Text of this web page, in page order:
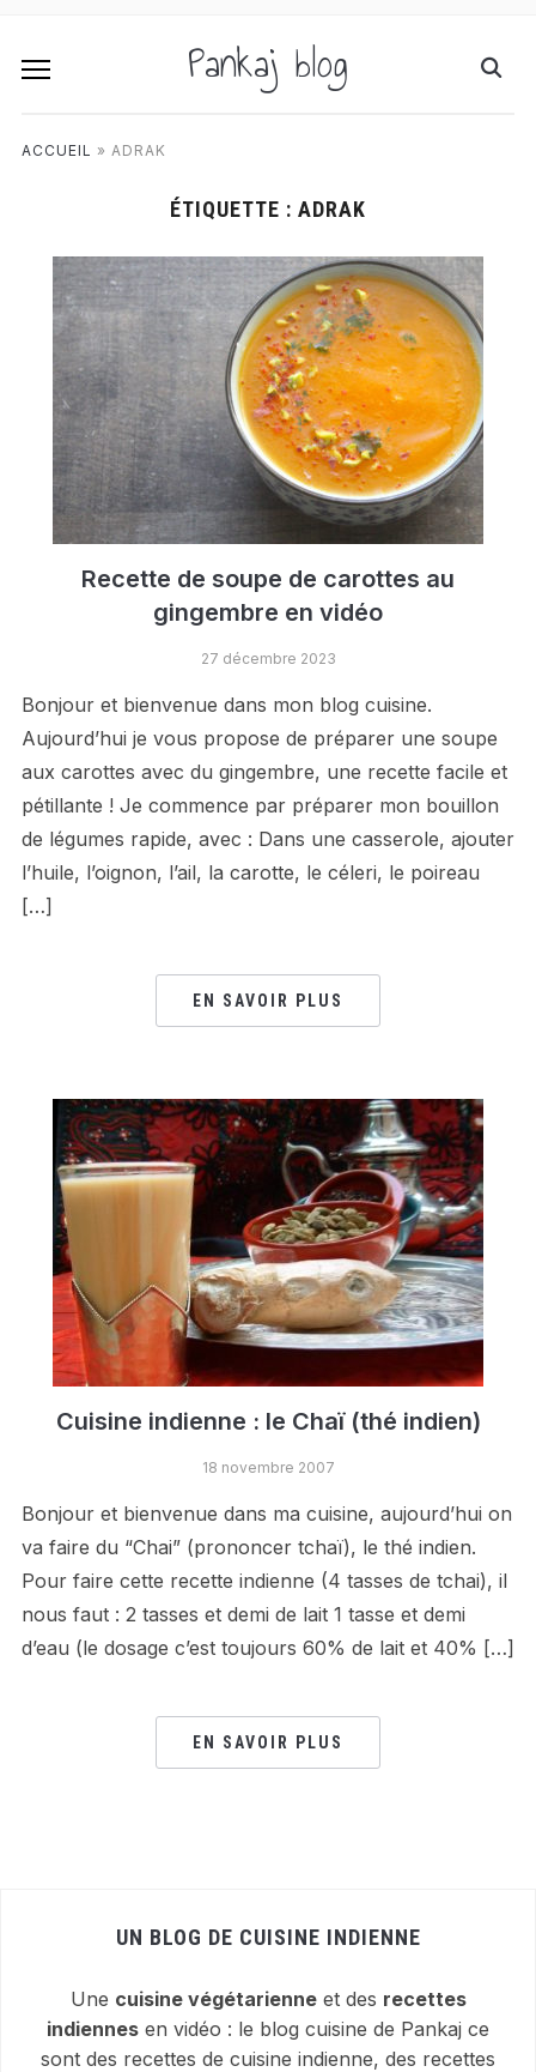
Pankaj blog
ACCUEIL » ADRAK
ÉTIQUETTE : ADRAK
Recette de soupe de carottes au
gingembre en vidéo
27 décembre 2023
Bonjour et bienvenue dans mon blog cuisine.
Aujourd’hui je vous propose de préparer une soupe
aux carottes avec du gingembre, une recette facile et
pétillante ! Je commence par préparer mon bouillon
de légumes rapide, avec : Dans une casserole, ajouter
l’huile, l’oignon, l’ail, la carotte, le céleri, le poireau
[…]
EN SAVOIR PLUS
Cuisine indienne : le Chaï (thé indien)
18 novembre 2007
Bonjour et bienvenue dans ma cuisine, aujourd’hui on
va faire du “Chai” (prononcer tchaï), le thé indien.
Pour faire cette recette indienne (4 tasses de tchai), il
nous faut : 2 tasses et demi de lait 1 tasse et demi
d’eau (le dosage c’est toujours 60% de lait et 40% […]
EN SAVOIR PLUS
UN BLOG DE CUISINE INDIENNE
Une cuisine végétarienneet des recettes
indiennes en vidéo : le blog cuisine de Pankaj ce
sont des recettes de cuisine indienne, des recettes